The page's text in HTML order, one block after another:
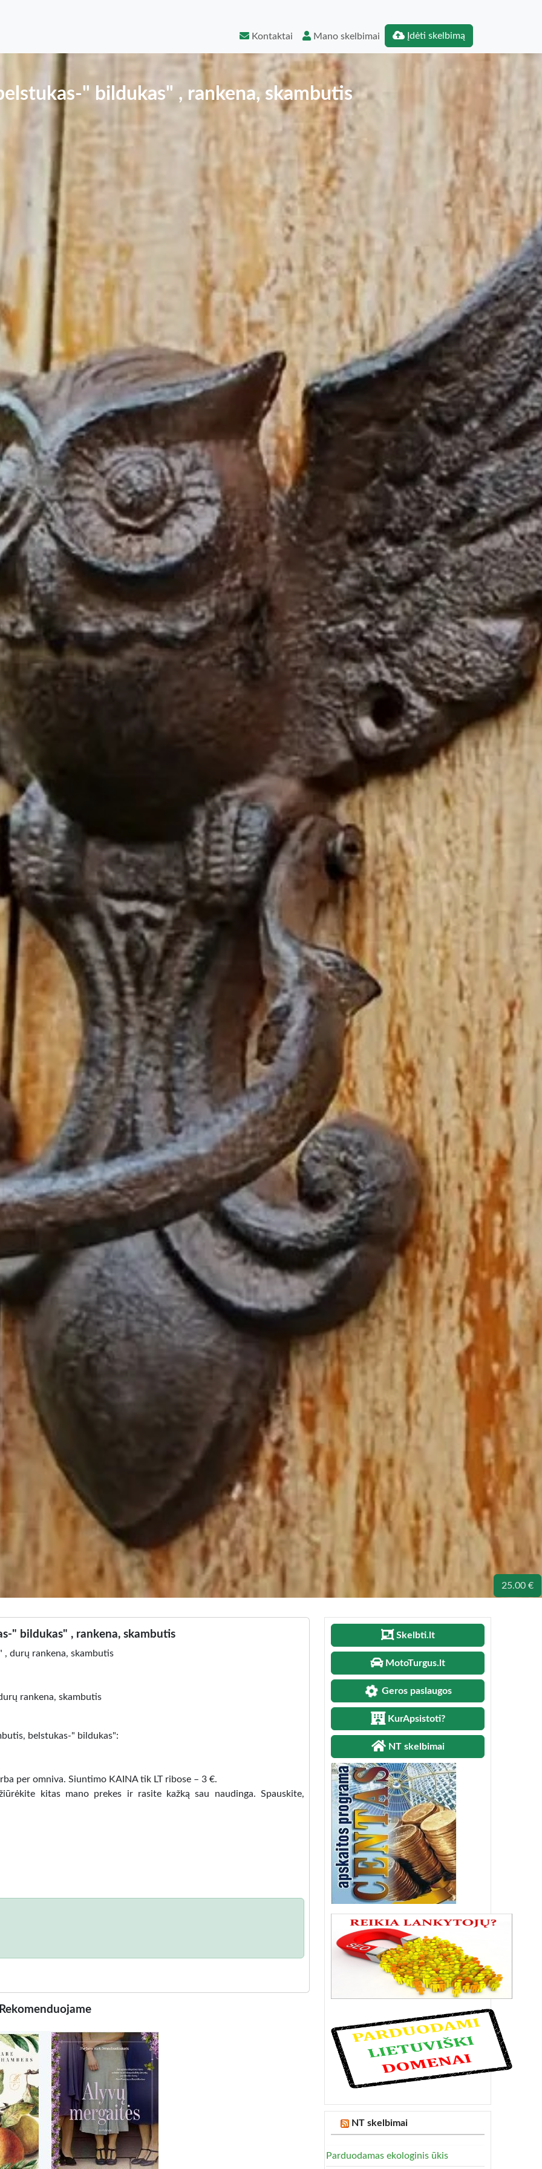
Kontaktai Mano skelbimai Įdėti skelbimą
" bildukas" , rankena, skambutis
25.00 €
" bildukas" , rankena, skambutis
, durų rankena, skambutis
rankena, skambutis
belstukas-" bildukas":
per omniva. Siuntimo KAINA tik LT ribose – 3 €.
kitas mano prekes ir rasite kažką sau naudinga. Spauskite,
Skelbti.lt
MotoTurgus.lt
Geros paslaugos
KurApsistoti?
NT skelbimai
NT skelbimai
Parduodamas ekologinis ūkis